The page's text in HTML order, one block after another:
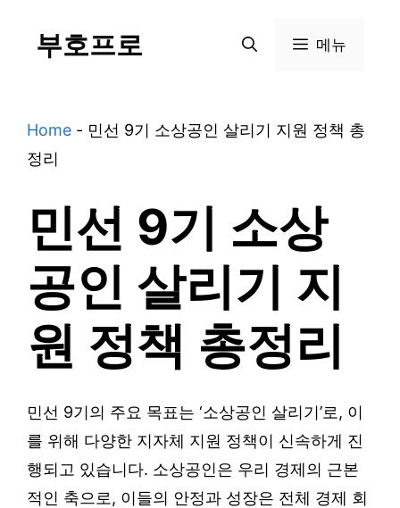
부호프로 메뉴
Home - 민선 9기 소상공인 살리기 지원 정책 총
정리
민선 9기 소상
공인 살리기 지
원 정책 총정리
민선 9기의 주요 목표는 ‘소상공인 살리기’로, 이
를 위해 다양한 지자체 지원 정책이 신속하게 진
행되고 있습니다. 소상공인은 우리 경제의 근본
적인 축으로, 이들의 안정과 성장은 전체 경제 회